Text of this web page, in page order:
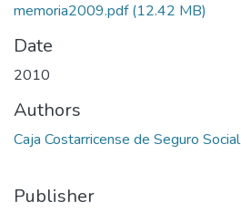
memoria2009.pdf(12.42 MB)
Date
2010
Authors
Caja Costarricense de Seguro Social
Publisher